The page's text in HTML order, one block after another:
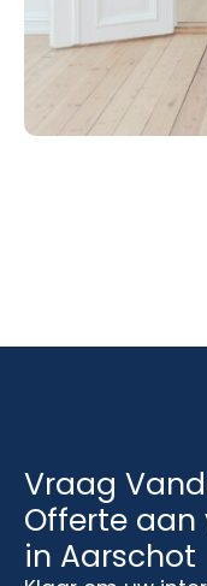
Vraag
Offerte aan
in Aarschot